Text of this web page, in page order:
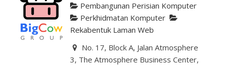
Pembangunan Perisian Komputer
Perkhidmatan Komputer
Rekabentuk Laman Web
No. 17, Block A, Jalan Atmosphere
3, The Atmosphere Business Center,